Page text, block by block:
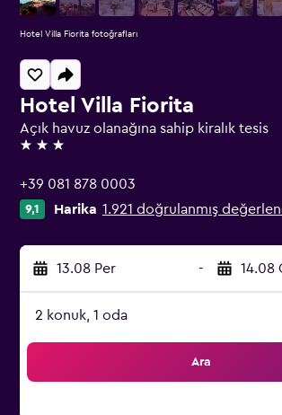
Hotel Villa Fiorita
Açık havuz olanağına sahip kiralık tesis
3 yıldız
+39 081 878 0003
9,1 Harika 1.921 doğrulanmış
13.08 Per - 14.08
2 konuk, 1 oda
Ara
Hotel Villa Fiorita fotoğrafları